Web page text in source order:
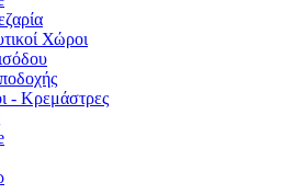
Χώροι
- Κρεμάστρες